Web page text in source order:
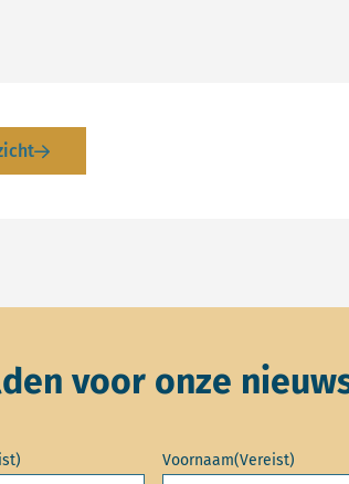
voor onze
Voornaam(Vereist)